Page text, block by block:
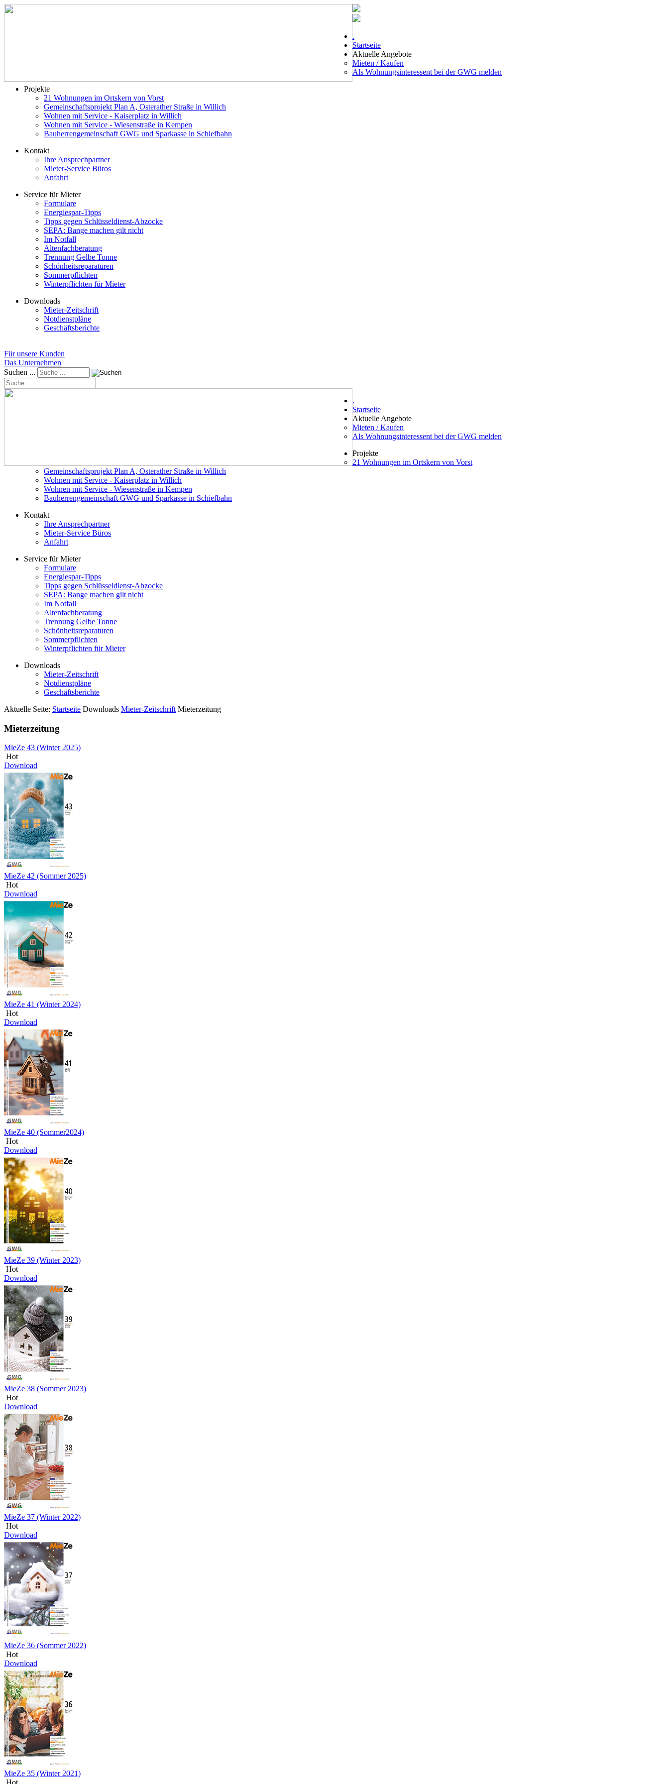
.
Startseite
Aktuelle Angebote
Mieten / Kaufen
Als Wohnungsinteressent bei der GWG melden
Projekte
21 Wohnungen im Ortskern von Vorst
Gemeinschaftsprojekt Plan A, Osterather Straße in Willich
Wohnen mit Service - Kaiserplatz in Willich
Wohnen mit Service - Wiesenstraße in Kempen
Bauherrengemeinschaft GWG und Sparkasse in Schiefbahn
Kontakt
Ihre Ansprechpartner
Mieter-Service Büros
Anfahrt
Service für Mieter
Formulare
Energiespar-Tipps
Tipps gegen Schlüsseldienst-Abzocke
SEPA: Bange machen gilt nicht
Im Notfall
Altenfachberatung
Trennung Gelbe Tonne
Schönheitsreparaturen
Sommerpflichten
Winterpflichten für Mieter
Downloads
Mieter-Zeitschrift
Notdienstpläne
Geschäftsberichte
Für unsere Kunden
Das Unternehmen
Suchen ...
.
Startseite
Aktuelle Angebote
Mieten / Kaufen
Als Wohnungsinteressent bei der GWG melden
Projekte
21 Wohnungen im Ortskern von Vorst
Gemeinschaftsprojekt Plan A, Osterather Straße in Willich
Wohnen mit Service - Kaiserplatz in Willich
Wohnen mit Service - Wiesenstraße in Kempen
Bauherrengemeinschaft GWG und Sparkasse in Schiefbahn
Kontakt
Ihre Ansprechpartner
Mieter-Service Büros
Anfahrt
Service für Mieter
Formulare
Energiespar-Tipps
Tipps gegen Schlüsseldienst-Abzocke
SEPA: Bange machen gilt nicht
Im Notfall
Altenfachberatung
Trennung Gelbe Tonne
Schönheitsreparaturen
Sommerpflichten
Winterpflichten für Mieter
Downloads
Mieter-Zeitschrift
Notdienstpläne
Geschäftsberichte
Aktuelle Seite: Startseite Downloads Mieter-Zeitschrift Mieterzeitung
Mieterzeitung
MieZe 43 (Winter 2025)
Hot
Download
MieZe 42 (Sommer 2025)
Hot
Download
MieZe 41 (Winter 2024)
Hot
Download
MieZe 40 (Sommer2024)
Hot
Download
MieZe 39 (Winter 2023)
Hot
Download
MieZe 38 (Sommer 2023)
Hot
Download
MieZe 37 (Winter 2022)
Hot
Download
MieZe 36 (Sommer 2022)
Hot
Download
MieZe 35 (Winter 2021)